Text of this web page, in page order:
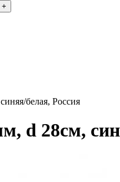
+
белая, Россия
d 28см,